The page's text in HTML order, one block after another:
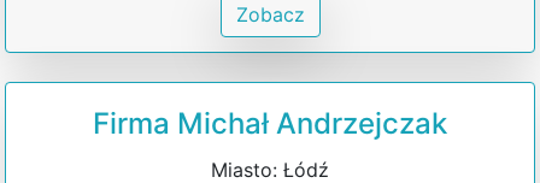
Zobacz
Firma Michał Andrzejczak
Miasto: Łódź